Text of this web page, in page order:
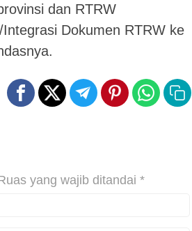
dan RTRW
Dokumen RTRW ke
yang wajib ditandai *